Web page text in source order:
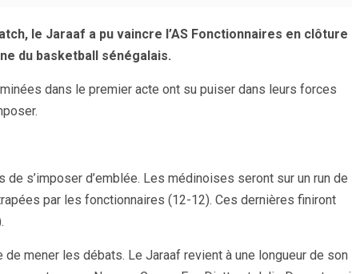
le Jaraaf a pu vaincre l’AS Fonctionnaires en clôture
du basketball sénégalais.
dans le premier acte ont su puiser dans leurs forces
s’imposer d’emblée. Les médinoises seront sur un run de
par les fonctionnaires (12-12). Ces dernières finiront
de mener les débats. Le Jaraaf revient à une longueur de son